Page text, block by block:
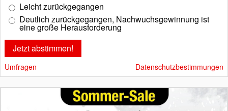
Leicht zurückgegangen
Deutlich zurückgegangen, Nachwuchsgewinnung ist
eine große Herausforderung
Umfragen Datenschutzbestimmungen